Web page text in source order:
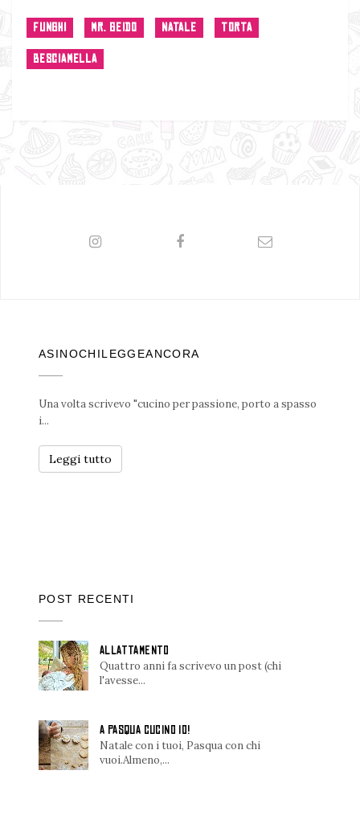
FUNGHI MR. GEIDO NATALE TORTA
BESCIAMELLA
ASINOCHILEGGEANCORA
Una volta scrivevo "cucino per passione, porto a spasso
i...
Leggi tutto
POST RECENTI
ALLATTAMENTO
Quattro anni fa scrivevo un post (chi
l'avesse...
A PASQUA CUCINO IO!
Natale con i tuoi, Pasqua con chi
vuoi.Almeno,...